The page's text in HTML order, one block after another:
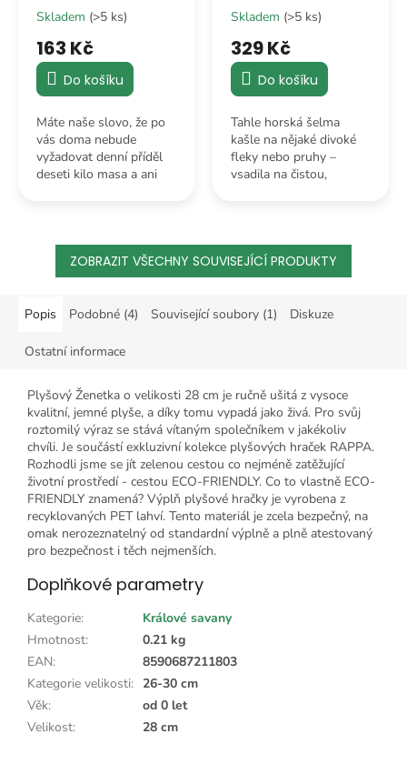
Skladem (>5 ks)
163 Kč
Do košíku
Máte naše slovo, že po
vás doma nebude
vyžadovat denní příděl
deseti kilo masa a ani
Skladem (>5 ks)
329 Kč
Do košíku
Tahle horská šelma
kašle na nějaké divoké
fleky nebo pruhy –
vsadila na čistou,
ZOBRAZIT VŠECHNY SOUVISEJÍCÍ PRODUKTY
Popis Podobné (4) Související soubory (1) Diskuze
Ostatní informace
Plyšový Ženetka o velikosti 28 cm je ručně ušitá z vysoce
kvalitní, jemné plyše, a díky tomu vypadá jako živá. Pro svůj
roztomilý výraz se stává vítaným společníkem v jakékoliv
chvíli. Je součástí exkluzivní kolekce plyšových hraček RAPPA.
Rozhodli jsme se jít zelenou cestou co nejméně zatěžující
životní prostředí - cestou ECO-FRIENDLY. Co to vlastně ECO-
FRIENDLY znamená? Výplň plyšové hračky je vyrobena z
recyklovaných PET lahví. Tento materiál je zcela bezpečný, na
omak nerozeznatelný od standardní výplně a plně atestovaný
pro bezpečnost i těch nejmenších.
Doplňkové parametry
Kategorie:
Králové savany
Hmotnost:
0.21 kg
EAN:
8590687211803
Kategorie velikosti: 26-30 cm
Věk:
od 0 let
Velikost: 28 cm